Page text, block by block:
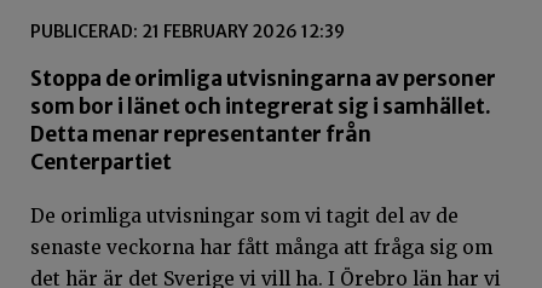
PUBLICERAD: 21 FEBRUARY 2026 12:39
Stoppa de orimliga utvisningarna av personer
som bor i länet och integrerat sig i samhället.
Detta menar representanter från
Centerpartiet
De orimliga utvisningar som vi tagit del av de
senaste veckorna har fått många att fråga sig om
det här är det Sverige vi vill ha. I Örebro län har vi